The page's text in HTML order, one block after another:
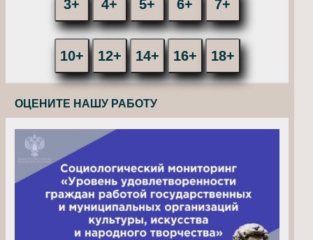
3+ 4+ 5+ 6+ 7+
10+ 12+ 14+ 16+ 18+
ОЦЕНИТЕ НАШУ РАБОТУ